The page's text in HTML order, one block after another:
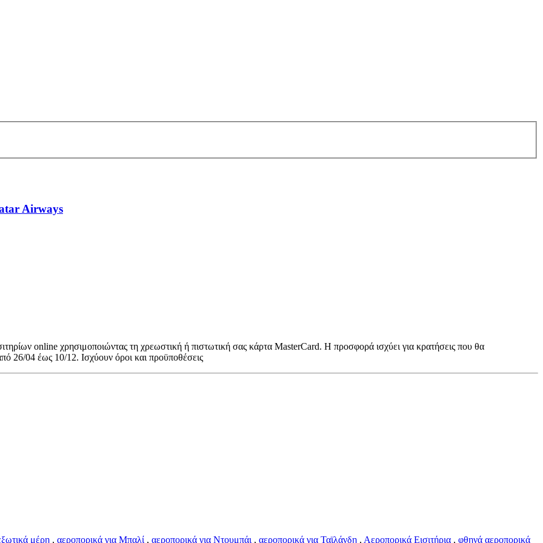
Airways
online χρησιμοποιώντας τη χρεωστική ή πιστωτική σας κάρτα MasterCard. Η προσφορά ισχύει για κρατήσεις που θα
26/04 έως 10/12. Ισχύουν όροι και προϋποθέσεις
μέρη , αεροπορικά για Μπαλί , αεροπορικά για Ντουμπάι , αεροπορικά για Ταϊλάνδη , Αεροπορικά Εισιτήρια , φθηνά αεροπορικά